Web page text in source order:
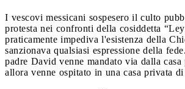
I vescovi messicani sospesero il culto
protesta nei confronti della cosiddetta
praticamente impediva l'esistenza della
sanzionava qualsiasi espressione della
padre David venne mandato via dalla casa
allora venne ospitato in una casa privata